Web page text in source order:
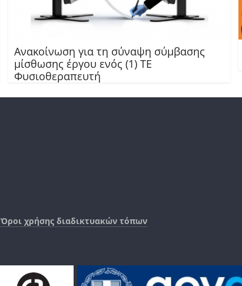
Ανακοίνωση για τη σύναψη σύμβασης
μίσθωσης έργου ενός (1) ΤΕ
Φυσιοθεραπευτή
Όροι χρήσης διαδικτυακών τόπων